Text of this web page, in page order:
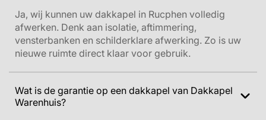
Ja, wij kunnen uw dakkapel in Rucphen volledig
afwerken. Denk aan isolatie, aftimmering,
vensterbanken en schilderklare afwerking. Zo is uw
nieuwe ruimte direct klaar voor gebruik.
Wat is de garantie op een dakkapel van Dakkapel
Warenhuis?